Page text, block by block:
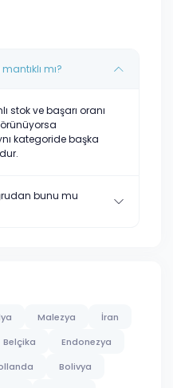
mı?
stok ve başarı oranı
kategoride başka
bunu mu
Malezya
İran
Belçika
Endonezya
Bolivya